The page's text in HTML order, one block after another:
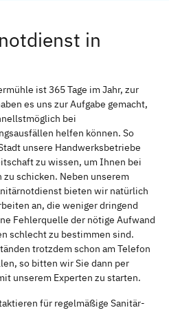
in
ist 365 Tage im Jahr, zur
es uns zur Aufgabe gemacht,
bei
helfen können. So
unsere Handwerksbetriebe
zu wissen, um Ihnen bei
schicken. Neben unserem
bieten wir natürlich
an, die weniger dringend
Fehlerquelle der nötige Aufwand
schlecht zu bestimmen sind.
trotzdem schon am Telefon
so bitten wir Sie dann per
unserem Experten zu starten.
für regelmäßige Sanitär-